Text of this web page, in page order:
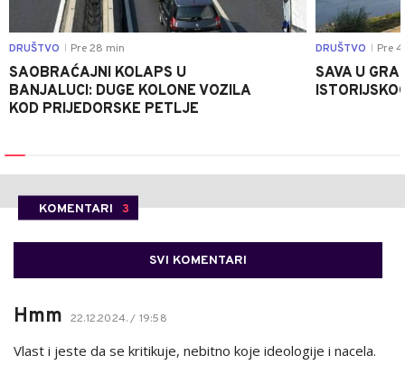
DRUŠTVO Pre 28 min
SAOBRAĆAJNI KOLAPS U
BANJALUCI: DUGE KOLONE VOZILA
KOD PRIJEDORSKE PETLJE
DRUŠTVO Pre
SAVA U
KOMENTARI 3
SVI KOMENTARI
Hmm 22.12.2024. / 19:58
Vlast i jeste da se kritikuje, nebitno koje ideologije i nacela.